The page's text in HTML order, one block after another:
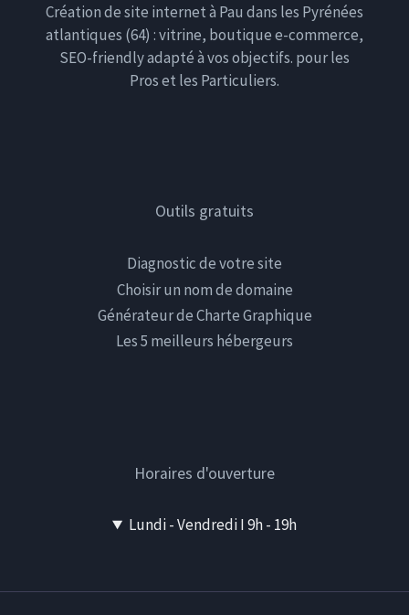
Création de site internet à Pau dans les Pyrénées
atlantiques (64) : vitrine, boutique e-commerce,
SEO-friendly adapté à vos objectifs. pour les
Pros et les Particuliers.
Outils gratuits
Diagnostic de votre site
Choisir un nom de domaine
Générateur de Charte Graphique
Les 5 meilleurs hébergeurs
Horaires d'ouverture
Lundi - Vendredi I 9h - 19h